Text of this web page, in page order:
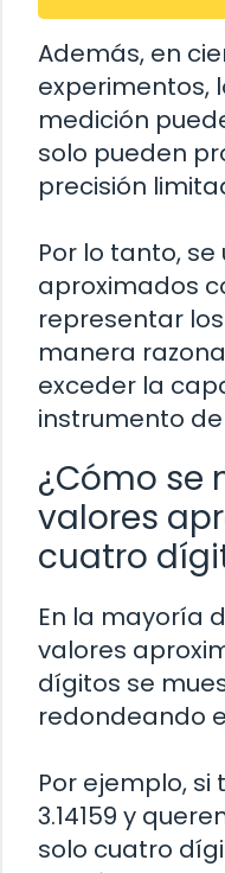
Además, en
experimentos,
medición
solo pueden
precisión
Por lo tanto,
aproximados
representar
manera
exceder la
instrumento
¿Cómo se
valores
cuatro
En la mayoría
valores
dígitos se
redondeando
Por ejemplo,
3.14159 y
solo cuatro